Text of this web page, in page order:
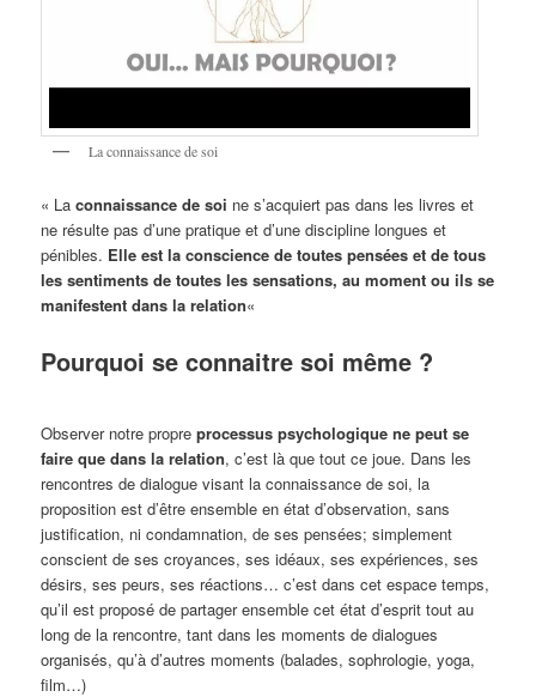
La connaissance de soi
« La connaissance de soi ne s’acquiert pas dans les livres et
ne résulte pas d’une pratique et d’une discipline longues et
pénibles. Elle est la conscience de toutes pensées et de tous
les sentiments de toutes les sensations, au moment ou ils se
manifestent dans la relation«
Pourquoi se connaitre soi même ?
Observer notre propreprocessus psychologique ne peut se
faire que dans la relation, c’est là que tout ce joue. Dans les
rencontres de dialogue visant la connaissance de soi, la
proposition est d’être ensemble en état d’observation, sans
justification, ni condamnation, de ses pensées; simplement
conscient de ses croyances, ses idéaux, ses expériences, ses
désirs, ses peurs, ses réactions… c’est dans cet espace temps,
qu’il est proposé de partager ensemble cet état d’esprit tout au
long de la rencontre, tant dans les moments de dialogues
organisés, qu’à d’autres moments (balades, sophrologie, yoga,
film…)